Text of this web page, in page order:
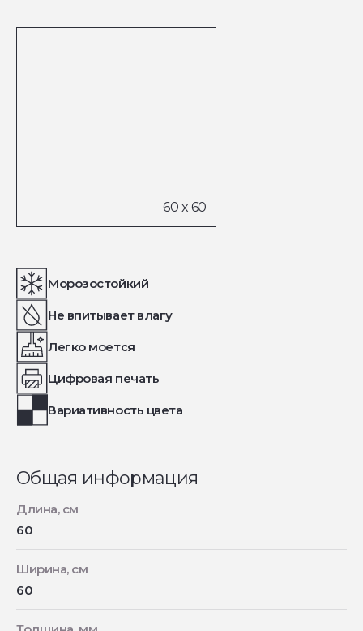
Морозостойкий
Не впитывает влагу
Легко моется
Цифровая печать
Вариативность цвета
Общая информация
Длина, см
60
Ширина, см
60